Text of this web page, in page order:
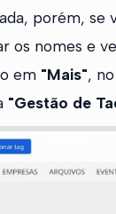
porém, se
os nomes e
em "Mais",
"Gestão de